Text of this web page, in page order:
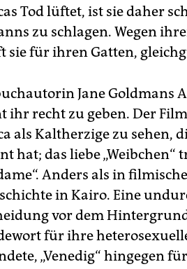
Tod lüftet, ist sie daher
zu schlagen. Wegen
sie für ihren Gatten,
Jane ­Goldmans
ihr recht zu geben. Der
als Kaltherzige zu sehen,
hat; das liebe
Anders als in
in Kairo. Eine
vor dem
für ihre
„Venedig“ hingegen